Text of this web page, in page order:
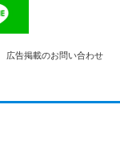
広告掲載のお問い合わせ